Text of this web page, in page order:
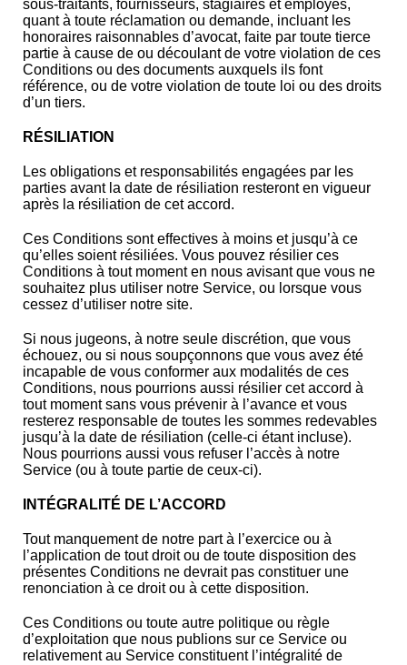
sous-traitants, fournisseurs, stagiaires et employés,
quant à toute réclamation ou demande, incluant les
honoraires raisonnables d’avocat, faite par toute tierce
partie à cause de ou découlant de votre violation de ces
Conditions ou des documents auxquels ils font
référence, ou de votre violation de toute loi ou des droits
d’un tiers.
RÉSILIATION
Les obligations et responsabilités engagées par les
parties avant la date de résiliation resteront en vigueur
après la résiliation de cet accord.
Ces Conditions sont effectives à moins et jusqu’à ce
qu’elles soient résiliées. Vous pouvez résilier ces
Conditions à tout moment en nous avisant que vous ne
souhaitez plus utiliser notre Service, ou lorsque vous
cessez d’utiliser notre site.
Si nous jugeons, à notre seule discrétion, que vous
échouez, ou si nous soupçonnons que vous avez été
incapable de vous conformer aux modalités de ces
Conditions, nous pourrions aussi résilier cet accord à
tout moment sans vous prévenir à l’avance et vous
resterez responsable de toutes les sommes redevables
jusqu’à la date de résiliation (celle-ci étant incluse).
Nous pourrions aussi vous refuser l’accès à notre
Service (ou à toute partie de ceux-ci).
INTÉGRALITÉ DE L’ACCORD
Tout manquement de notre part à l’exercice ou à
l’application de tout droit ou de toute disposition des
présentes Conditions ne devrait pas constituer une
renonciation à ce droit ou à cette disposition.
Ces Conditions ou toute autre politique ou règle
d’exploitation que nous publions sur ce Service ou
relativement au Service constituent l’intégralité de